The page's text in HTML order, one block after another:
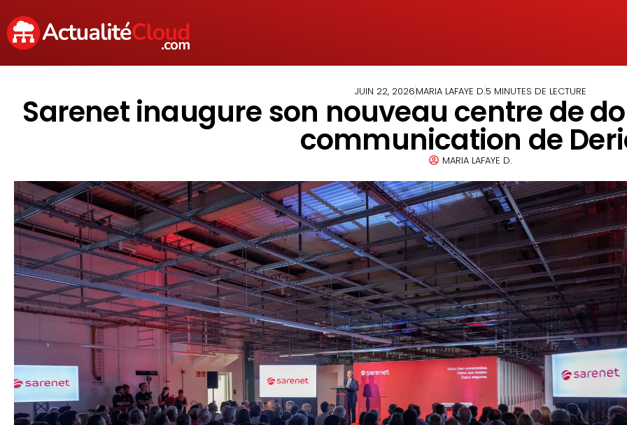
JUIN 22, 2026MARIA LAFAYE D.5 MINUTES DE LECTURE
Sarenet inaugure son nouveau centre de
communication de
MARIA LAFAYE D.